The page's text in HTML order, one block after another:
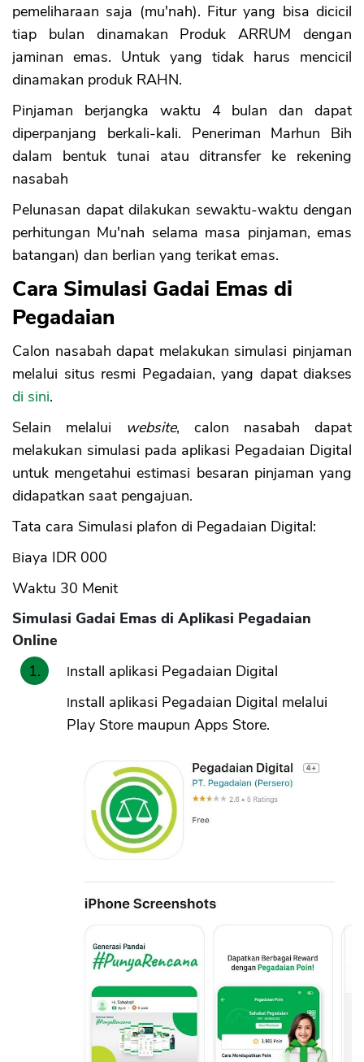
pemeliharaan saja (mu'nah). Fitur yang bisa dicicil
tiap bulan dinamakan Produk ARRUM dengan
jaminan emas. Untuk yang tidak harus mencicil
dinamakan produk RAHN.
Pinjaman berjangka waktu 4 bulan dan dapat
diperpanjang berkali-kali. Peneriman Marhun Bih
dalam bentuk tunai atau ditransfer ke rekening
nasabah
Pelunasan dapat dilakukan sewaktu-waktu dengan
perhitungan Mu'nah selama masa pinjaman, emas
batangan) dan berlian yang terikat emas.
Cara Simulasi Gadai Emas di
Pegadaian
Calon nasabah dapat melakukan simulasi pinjaman
melalui situs resmi Pegadaian, yang dapat diakses
di sini.
Selain melalui website, calon nasabah dapat
melakukan simulasi pada aplikasi Pegadaian Digital
untuk mengetahui estimasi besaran pinjaman yang
didapatkan saat pengajuan.
Tata cara Simulasi plafon di Pegadaian Digital:
Biaya IDR 000
Waktu 30 Menit
Simulasi Gadai Emas di Aplikasi Pegadaian
Online
Install aplikasi Pegadaian Digital
Install aplikasi Pegadaian Digital melalui
Play Store maupun Apps Store.